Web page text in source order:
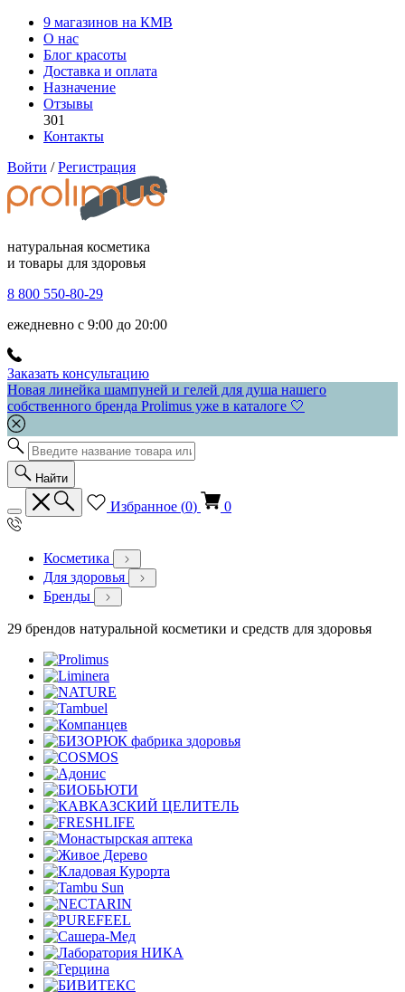
9 магазинов на КМВ
О нас
Блог красоты
Доставка и оплата
Назначение
Отзывы
301
Контакты
Войти / Регистрация
натуральная косметика
и товары для здоровья
8 800 550-80-29
ежедневно с 9:00 до 20:00
Заказать консультацию
Новая линейка шампуней и гелей для душа нашего
собственного бренда Prolimus уже в каталоге 🤍
Найти
Избранное (0) 0
Косметика
Для здоровья
Бренды
29 брендов натуральной косметики и средств для здоровья